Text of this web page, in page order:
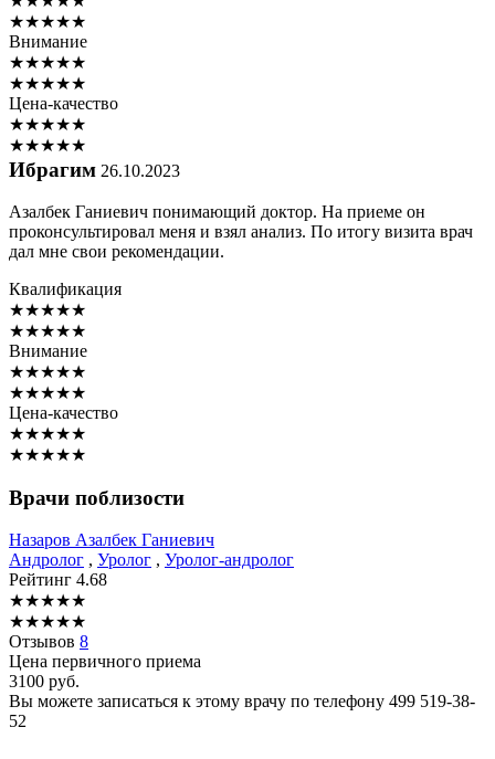
★★★★★
Внимание
★★★★★
★★★★★
Цена-качество
★★★★★
★★★★★
Ибрагим 26.10.2023
Азалбек Ганиевич понимающий доктор. На приеме он
проконсультировал меня и взял анализ. По итогу визита врач
дал мне свои рекомендации.
Квалификация
★★★★★
★★★★★
Внимание
★★★★★
★★★★★
Цена-качество
★★★★★
★★★★★
Врачи поблизости
Назаров Азалбек Ганиевич
Андролог , Уролог , Уролог-андролог
Рейтинг 4.68
★★★★★
★★★★★
Отзывов 8
Цена первичного приема
3100 руб.
Вы можете записаться к этому врачу по телефону 499 519-38-
52